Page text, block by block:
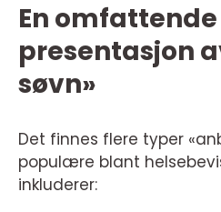
En omfattende
presentasjon
søvn»
Det finnes flere typer
populære blant
inkluderer: